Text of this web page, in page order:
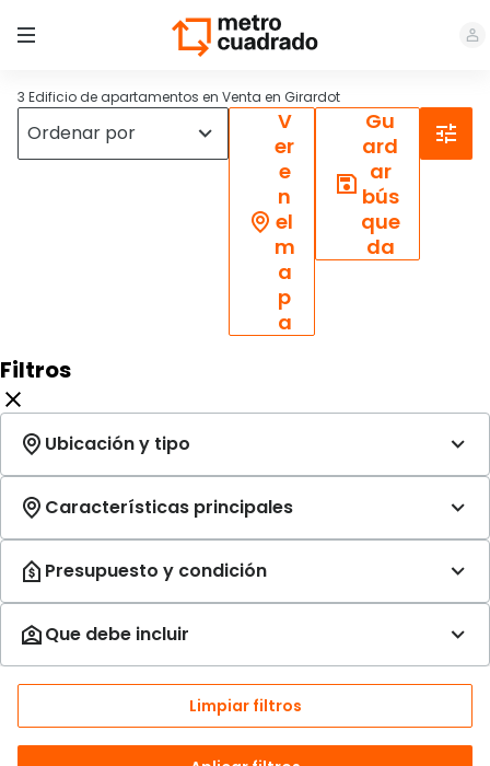
3 Edificio de apartamentos en Venta en Girardot
V
er
e
n
el
m
a
p
a
Gu
ard
ar
bús
que
da
Filtros
Limpiar filtros